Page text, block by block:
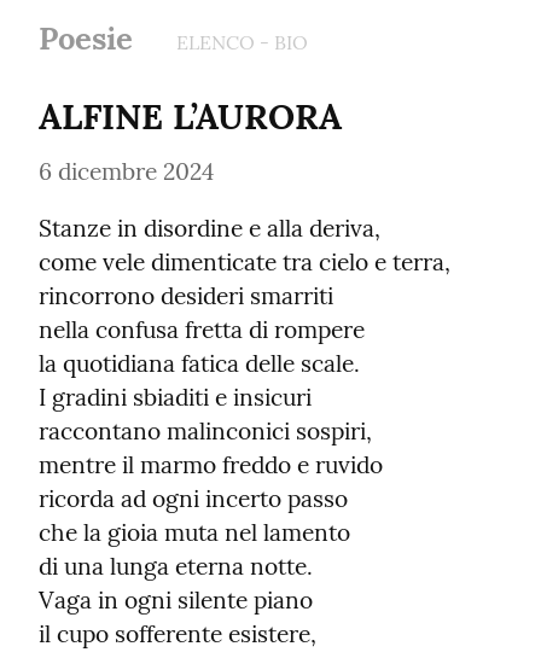
Poesie ELENCO - BIO
ALFINE L’AURORA
6 dicembre 2024
Stanze in disordine e alla deriva,
come vele dimenticate tra cielo e terra,
rincorrono desideri smarriti
nella confusa fretta di rompere
la quotidiana fatica delle scale.
I gradini sbiaditi e insicuri
raccontano malinconici sospiri,
mentre il marmo freddo e ruvido
ricorda ad ogni incerto passo
che la gioia muta nel lamento
di una lunga eterna notte.
Vaga in ogni silente piano
il cupo sofferente esistere,